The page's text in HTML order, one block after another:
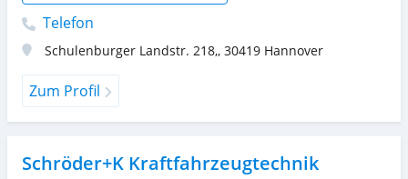
Telefon
Schulenburger Landstr. 218,, 30419 Hannover
Zum Profil
Schröder+K Kraftfahrzeugtechnik